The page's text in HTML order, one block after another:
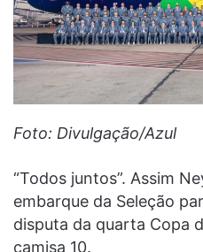
Foto: Divulgação/Azul
“Todos juntos”. Assim
embarque da Seleção
disputa da quarta Copa
camisa 10.